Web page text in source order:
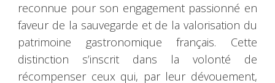
reconnue pour son engagement passionné en
faveur de la sauvegarde et de la valorisation du
patrimoine gastronomique français. Cette
distinction s’inscrit dans la volonté de
récompenser ceux qui, par leur dévouement,